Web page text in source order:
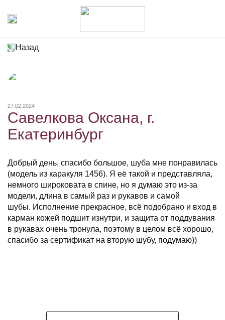
Назад
27.02.2024
Савелкова Оксана, г.
Екатеринбург
Добрый день, спасибо большое, шуба мне понравилась
(модель из каракуля 1456). Я её такой и представляла,
немного широковата в спине, но я думаю это из-за
модели, длина в самый раз и рукавов и самой
шубы. Исполнение прекрасное, всё подобрано и вход в
карман кожей подшит изнутри, и защита от поддувания
в рукавах очень тронула, поэтому в целом всё хорошо,
спасибо за сертификат на вторую шубу, подумаю))